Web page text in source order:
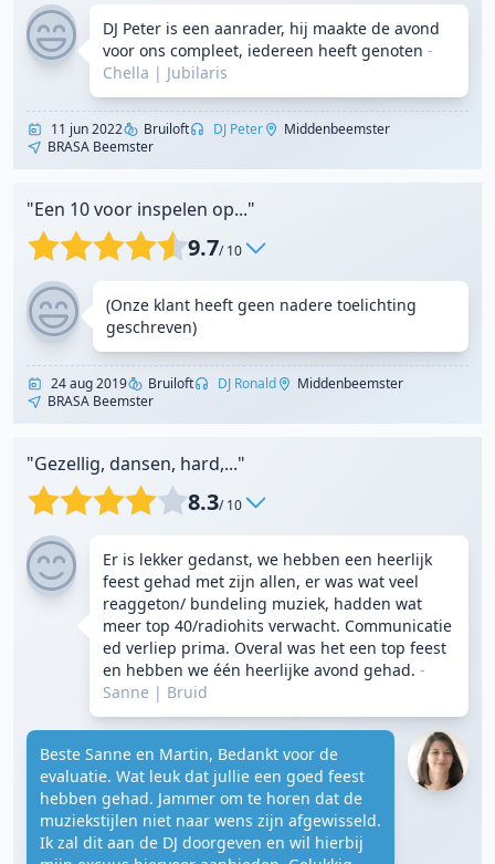
DJ Peter is een aanrader, hij maakte de avond
voor ons compleet, iedereen heeft genoten -
Chella | Jubilaris
11 jun 2022 Bruiloft DJ Peter
Middenbeemster
BRASA Beemster
"Een 10 voor inspelen op..."
9.7/ 10
(Onze klant heeft geen nadere toelichting
geschreven)
24 aug 2019 Bruiloft DJ Ronald
Middenbeemster
BRASA Beemster
"Gezellig, dansen, hard,..."
8.3/ 10
Er is lekker gedanst, we hebben een heerlijk
feest gehad met zijn allen, er was wat veel
reaggeton/ bundeling muziek, hadden wat
meer top 40/radiohits verwacht. Communicatie
ed verliep prima. Overal was het een top feest
en hebben we één heerlijke avond gehad. -
Sanne | Bruid
Beste Sanne en Martin, Bedankt voor de
evaluatie. Wat leuk dat jullie een goed feest
hebben gehad. Jammer om te horen dat de
muziekstijlen niet naar wens zijn afgewisseld.
Ik zal dit aan de DJ doorgeven en wil hierbij